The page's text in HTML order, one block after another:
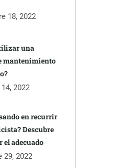
18, 2022
una
mantenimiento
2022
en recurrir
Descubre
el adecuado
29, 2022